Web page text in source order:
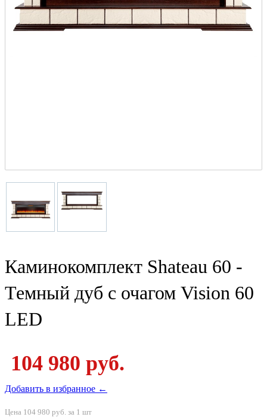
Каминокомплект Shateau 60 -
Темный дуб с очагом Vision 60
LED
104 980 руб.
Добавить в избранное ←
Цена 104 980 руб. за 1 шт